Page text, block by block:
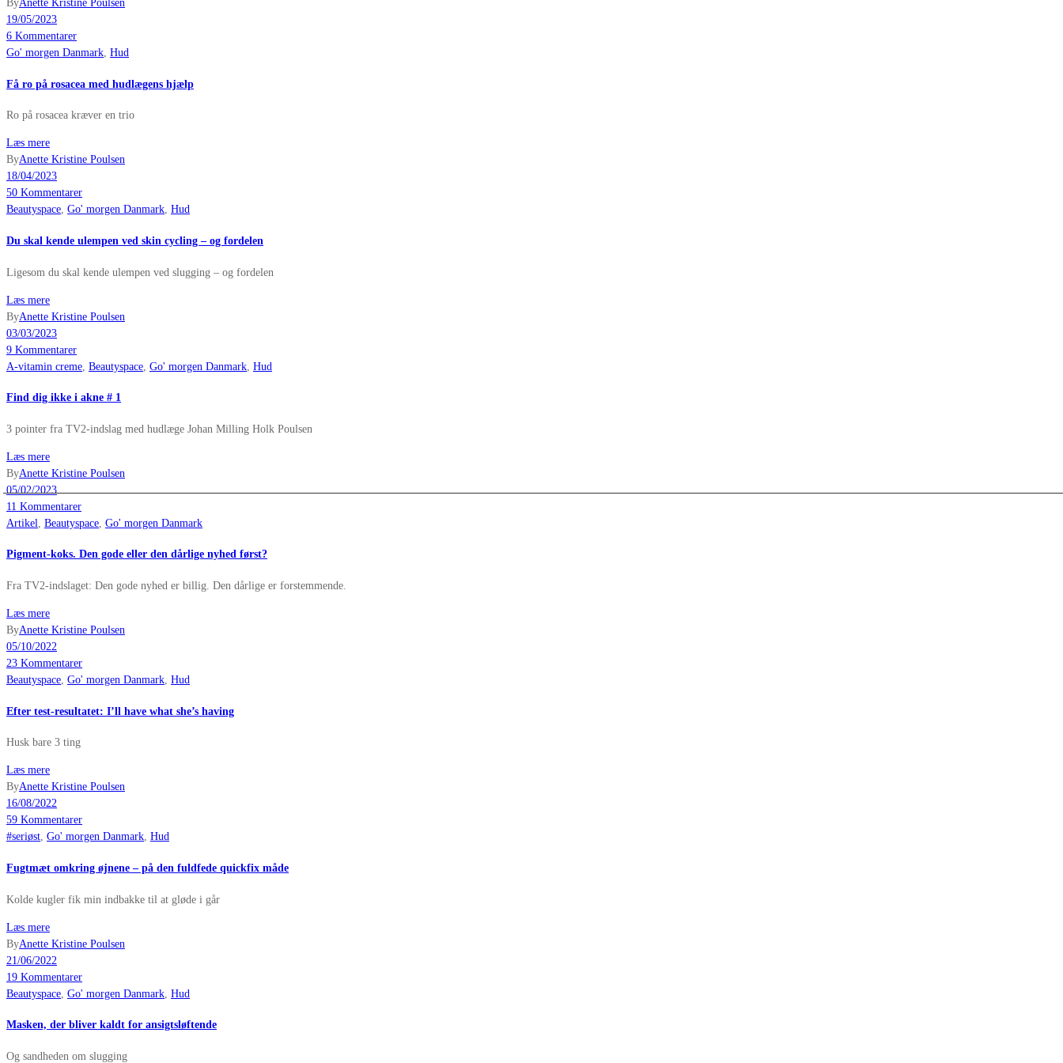
ByAnette Kristine Poulsen
19/05/2023
6 Kommentarer
Go' morgen Danmark, Hud
Få ro på rosacea med hudlægens hjælp
Ro på rosacea kræver en trio
Læs mere
ByAnette Kristine Poulsen
18/04/2023
50 Kommentarer
Beautyspace, Go' morgen Danmark, Hud
Du skal kende ulempen ved skin cycling – og fordelen
Ligesom du skal kende ulempen ved slugging – og fordelen
Læs mere
ByAnette Kristine Poulsen
03/03/2023
9 Kommentarer
A-vitamin creme Beautyspace Go' morgen Danmark Hud
Find dig ikke i akne # 1
3 pointer fra TV2-indslag med hudlæge Johan Milling Holk Poulsen
Læs mere
ByAnette Kristine Poulsen
05/02/2023
11 Kommentarer
Artikel
Beautyspace Go' morgen Danmark
Pigment-koks. Den gode eller den dårlige nyhed først?
Fra TV2-indslaget: Den gode nyhed er billig. Den dårlige er forstemmende.
Læs mere
ByAnette Kristine Poulsen
05/10/2022
23 Kommentarer
Beautyspace, Go' morgen Danmark, Hud
Efter test-resultatet: I’ll have what she’s having
Husk bare 3 ting
Læs mere
ByAnette Kristine Poulsen
16/08/2022
59 Kommentarer
#seriøst, Go' morgen Danmark, Hud
Fugtmæt omkring øjnene – på den fuldfede quickfix måde
Kolde kugler fik min indbakke til at gløde i går
Læs mere
ByAnette Kristine Poulsen
21/06/2022
19 Kommentarer
Beautyspace Go' morgen Danmark Hud
Masken, der bliver kaldt for ansigtsløftende
Og sandheden om slugging